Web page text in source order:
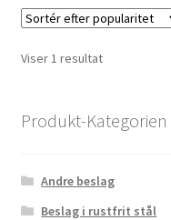
Viser 1 resultat
Produkt-Kategorien
Andre beslag
Beslag i rustfrit stål